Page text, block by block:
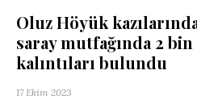
Oluz Höyük
saray mutfağında 2
kalıntıları bulundu
17 Ekim 2023